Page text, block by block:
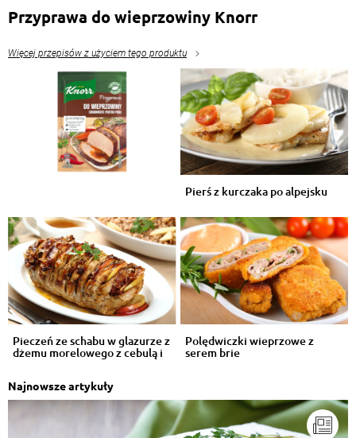
Przyprawa do wieprzowiny Knorr
Więcej przepisów z użyciem tego produktu
Pierś z kurczaka po alpejsku
Pieczeń ze schabu w glazurze z
dżemu morelowego z cebulą i
Polędwiczki wieprzowe z
serem brie
Najnowsze artykuły